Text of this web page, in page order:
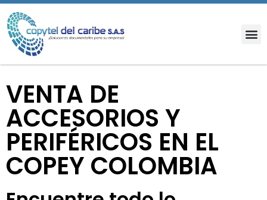
VENTA DE
ACCESORIOS Y
PERIFÉRICOS EN EL
COPEY COLOMBIA